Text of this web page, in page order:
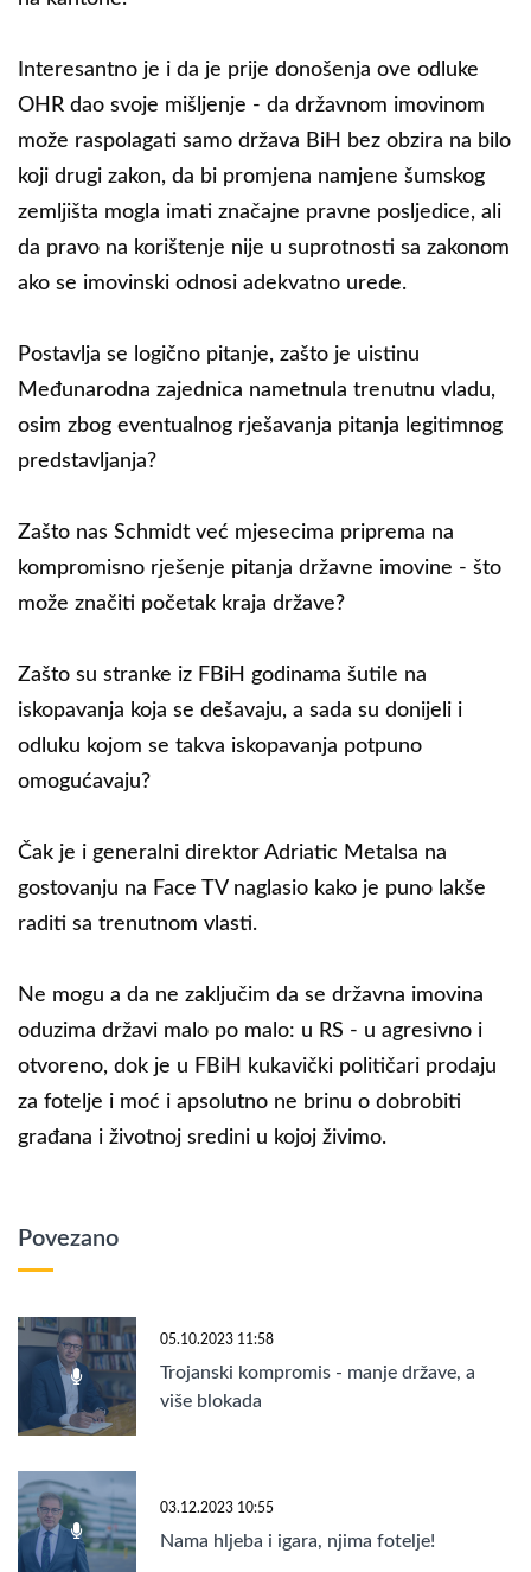
Interesantno je i da je prije donošenja ove odluke
OHR dao svoje mišljenje - da državnom imovinom
može raspolagati samo država BiH bez obzira na bilo
koji drugi zakon, da bi promjena namjene šumskog
zemljišta mogla imati značajne pravne posljedice, ali
da pravo na korištenje nije u suprotnosti sa zakonom
ako se imovinski odnosi adekvatno urede.
Postavlja se logično pitanje, zašto je uistinu
Međunarodna zajednica nametnula trenutnu vladu,
osim zbog eventualnog rješavanja pitanja legitimnog
predstavljanja?
Zašto nas Schmidt već mjesecima priprema na
kompromisno rješenje pitanja državne imovine - što
može značiti početak kraja države?
Zašto su stranke iz FBiH godinama šutile na
iskopavanja koja se dešavaju, a sada su donijeli i
odluku kojom se takva iskopavanja potpuno
omogućavaju?
Čak je i generalni direktor Adriatic Metalsa na
gostovanju na Face TV naglasio kako je puno lakše
raditi sa trenutnom vlasti.
Ne mogu a da ne zaključim da se državna imovina
oduzima državi malo po malo: u RS - u agresivno i
otvoreno, dok je u FBiH kukavički političari prodaju
za fotelje i moć i apsolutno ne brinu o dobrobiti
građana i životnoj sredini u kojoj živimo.
Povezano
05.10.2023 11:58
Trojanski kompromis - manje države, a
više blokada
03.12.2023 10:55
Nama hljeba i igara, njima fotelje!